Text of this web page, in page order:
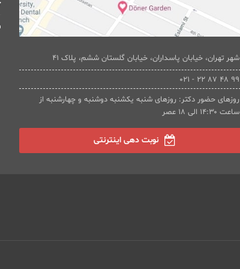
شهر تهران، خیابان پاسداران، خیابان گلستان ششم، پلاک 41
۹۹ ۴۸ ۸۷ ۲۲ - ۰۲۱
روزهای حضور دکتر: روزهای شنبه یکشنبه دوشنبه و چهارشنبه از
ساعت ۱۴:۳۰ الی ۱۸ عصر
نوبت دهی اینترنتی